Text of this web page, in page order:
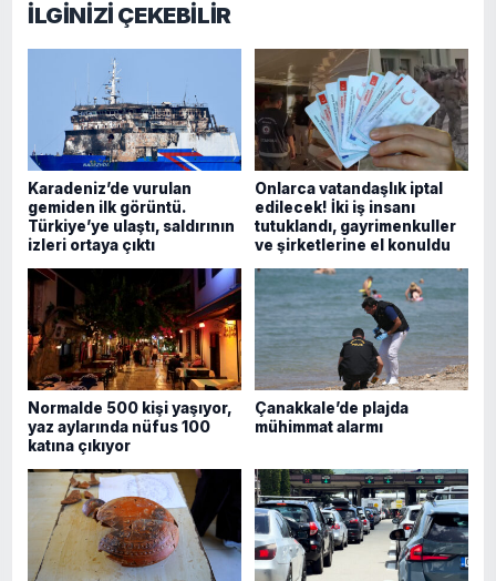
İLGİNİZİ ÇEKEBİLİR
Karadeniz’de vurulan
gemiden ilk görüntü.
Türkiye’ye ulaştı, saldırının
izleri ortaya çıktı
Onlarca vatandaşlık iptal
edilecek! İki iş insanı
tutuklandı, gayrimenkuller
ve şirketlerine el konuldu
Normalde 500 kişi yaşıyor,
yaz aylarında nüfus 100
katına çıkıyor
Çanakkale’de plajda
mühimmat alarmı